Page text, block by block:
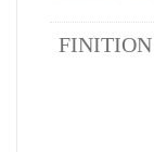
FINITION